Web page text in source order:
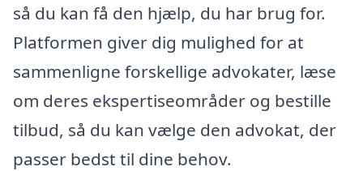
så du kan få den hjælp, du har brug for.
Platformen giver dig mulighed for at
sammenligne forskellige advokater, læse
om deres ekspertiseområder og bestille
tilbud, så du kan vælge den advokat, der
passer bedst til dine behov.